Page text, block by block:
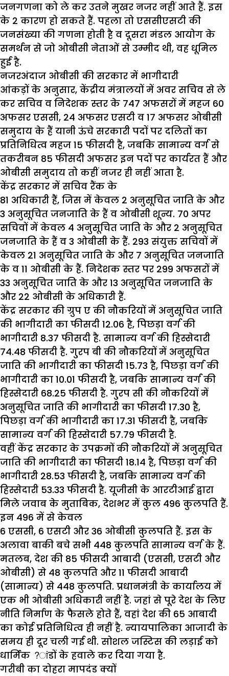
जनगणना को ले कर उतने मुखर नजर नहीं आते हैं. इस
के 2 कारण हो सकते हैं. पहला तो एससीएसटी की
जनसंख्या की गणना होती है व दूसरा मंडल आयोग के
समर्थन से जो ओबीसी नेताओं से उम्मीद थी, वह धूमिल
हुई है.
नजरअंदाज ओबीसी की सरकार में भागीदारी
आंकड़ों के अनुसार, केंद्रीय मंत्रालयों में अवर सचिव से ले
कर सचिव व निदेशक स्तर के 747 अफसरों में महज 60
अफसर एससी, 24 अफसर एसटी व 17 अफसर ओबीसी
समुदाय के हैं यानी ऊंचे सरकारी पदों पर दलितों का
प्रतिनिधित्व महज 15 फीसदी है, जबकि सामान्य वर्ग से
तकरीबन 85 फीसदी अफसर इन पदों पर कार्यरत हैं और
ओबीसी समुदाय तो कहीं नजर ही नहीं आता है.
केंद्र सरकार में सचिव रैंक के
81 अधिकारी हैं, जिस में केवल 2 अनुसूचित जाति के और
3 अनुसूचित जनजाति के हैं व ओबीसी शून्य. 70 अपर
सचिवों में केवल 4 अनुसूचित जाति के और 2 अनुसूचित
जनजाति के हैं व 3 ओबीसी के हैं. 293 संयुक्त सचिवों में
केवल 21 अनुसूचित जाति के और 7 अनुसूचित जनजाति
के व 11 ओबीसी के हैं. निदेशक स्तर पर 299 अफसरों में
33 अनुसूचित जाति के और 13 अनुसूचित जनजाति के
और 22 ओबीसी के अधिकारी हैं.
केंद्र सरकार की ग्रुप ए की नौकरियों में अनुसूचित जाति
की भागीदारी का फीसदी 12.06 है, पिछड़ा वर्ग की
भागीदारी 8.37 फीसदी है. सामान्य वर्ग की हिस्सेदारी
74.48 फीसदी है. गु्रप बी की नौकरियों में अनुसूचित
जाति की भागीदारी का फीसदी 15.73 है, पिछड़ा वर्ग की
भागीदारी का 10.01 फीसदी है, जबकि सामान्य वर्ग की
हिस्सेदारी 68.25 फीसदी है. गु्रप सी की नौकरियों में
अनुसूचित जाति की भागीदारी का फीसदी 17.30 है,
पिछड़ा वर्ग की भागीदारी का 17.31 फीसदी है, जबकि
सामान्य वर्ग की हिस्सेदारी 57.79 फीसदी है.
वहीं केंद्र सरकार के उपक्रमों की नौकरियों में अनुसूचित
जाति की भागीदारी का फीसदी 18.14 है, पिछड़ा वर्ग की
भागीदारी 28.53 फीसदी है, जबकि सामान्य वर्ग की
हिस्सेदारी 53.33 फीसदी है. यूजीसी के आरटीआई द्वारा
मिले जवाब के मुताबिक, देशभर में कुल 496 कुलपति हैं.
इन 496 में से केवल
6 एससी, 6 एसटी और 36 ओबीसी कुलपति हैं. इस के
अलावा बाकी बचे सभी 448 कुलपति सामान्य वर्ग के हैं.
मतलब, देश की 85 फीसदी आबादी (एससी, एसटी और
ओबीसी) से 48 कुलपति और 11 फीसदी आबादी
(सामान्य) से 448 कुलपति. प्रधानमंत्री के कार्यालय में
एक भी ओबीसी अधिकारी नहीं है. जहां से पूरे देश के लिए
नीति निर्माण के फैसले होते हैं, वहां देश की 65 आबादी
का कोई प्रतिनिधित्व ही नहीं है. न्यायपालिका आजादी के
समय ही दूर चली गई थी. सोशल जस्टिस की लड़ाई को
धार्मिक ?ांडों के हवाले कर दिया गया है.
गरीबी का दोहरा मापदंड क्यों